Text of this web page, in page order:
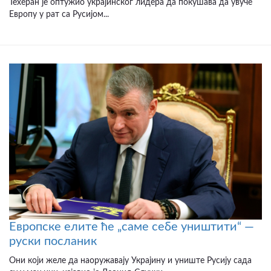
Техеран је оптужио украјинског лидера да покушава да увуче
Европу у рат са Русијом...
Европске елите ће „саме себе уништити“ —
руски посланик
Они који желе да наоружавају Украјину и униште Русију сада